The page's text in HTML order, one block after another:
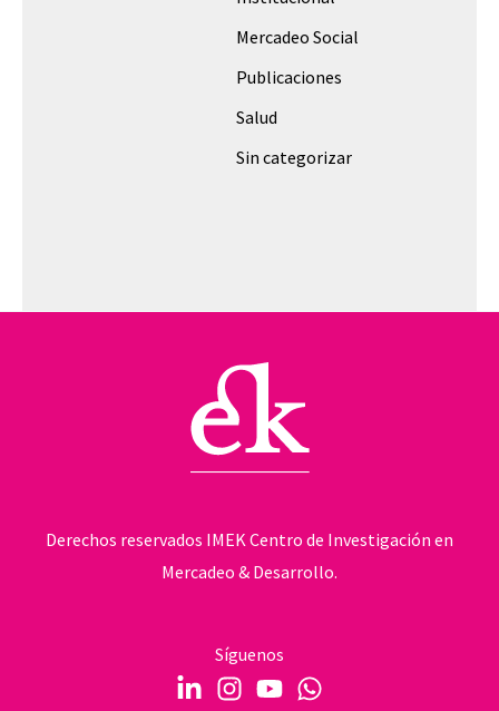
Mercadeo Social
Publicaciones
Salud
Sin categorizar
Derechos reservados IMEK Centro de Investigación en
Mercadeo & Desarrollo.
Síguenos